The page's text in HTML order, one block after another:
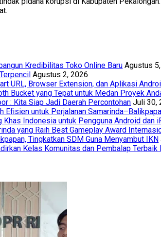
Kredibilitas Toko Online Baru Agustus
Agustus 2, 2026
URL, Browser Extension, dan Aplikasi
Bucket yang Tepat untuk Medan Proyek
: Kita Siap Jadi Daerah Percontohan Juli 30,
Efisien untuk Perjalanan
Indonesia untuk Pengguna Android dan
yang Raih Best Gameplay Award
Tingkatkan SDM Guna Menyambut IKN
Kelas Komunitas dan Pembalap Terbaik